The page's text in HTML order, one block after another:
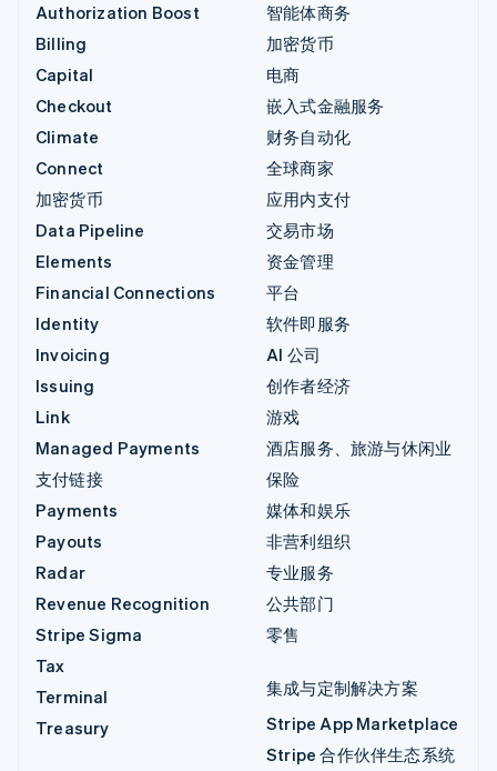
Authorization Boost
Billing
Capital
Checkout
Climate
Connect
加密货币
Data Pipeline
Elements
Financial Connections
Identity
Invoicing
Issuing
Link
Managed Payments
支付链接
Payments
Payouts
Radar
Revenue Recognition
Stripe Sigma
Tax
Terminal
Treasury
智能体商务
加密货币
电商
嵌入式金融服务
财务自动化
全球商家
应用内支付
交易市场
资金管理
平台
软件即服务
AI 公司
创作者经济
游戏
酒店服务、旅游与休闲业
保险
媒体和娱乐
非营利组织
专业服务
公共部门
零售
集成与定制解决方案
Stripe App Marketplace
Stripe 合作伙伴生态系统